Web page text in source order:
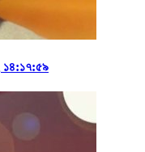
১৪:১৭:৫৯